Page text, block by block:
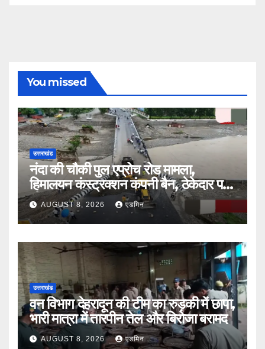
You missed
उत्तराखंड
नंदा की चौकी पुल एप्रोच रोड मामला,
हिमालयन कंस्ट्रक्शन कंपनी बैन, ठेकेदार पर
भी एक्शन
AUGUST 8, 2026 एडमिन
उत्तराखंड
वन विभाग देहरादून की टीम का रुड़की में छापा,
भारी मात्रा में तारपीन तेल और बिरोजा बरामद
AUGUST 8, 2026 एडमिन